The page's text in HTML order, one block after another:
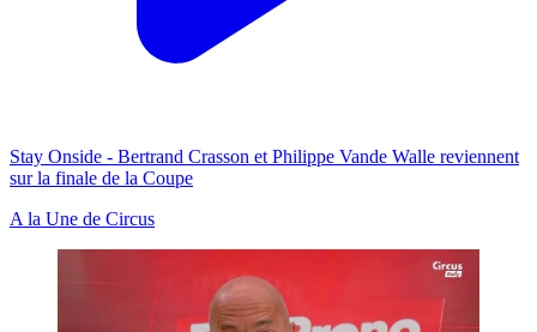
Stay Onside - Bertrand Crasson et Philippe Vande Walle reviennent
sur la finale de la Coupe
A la Une de Circus